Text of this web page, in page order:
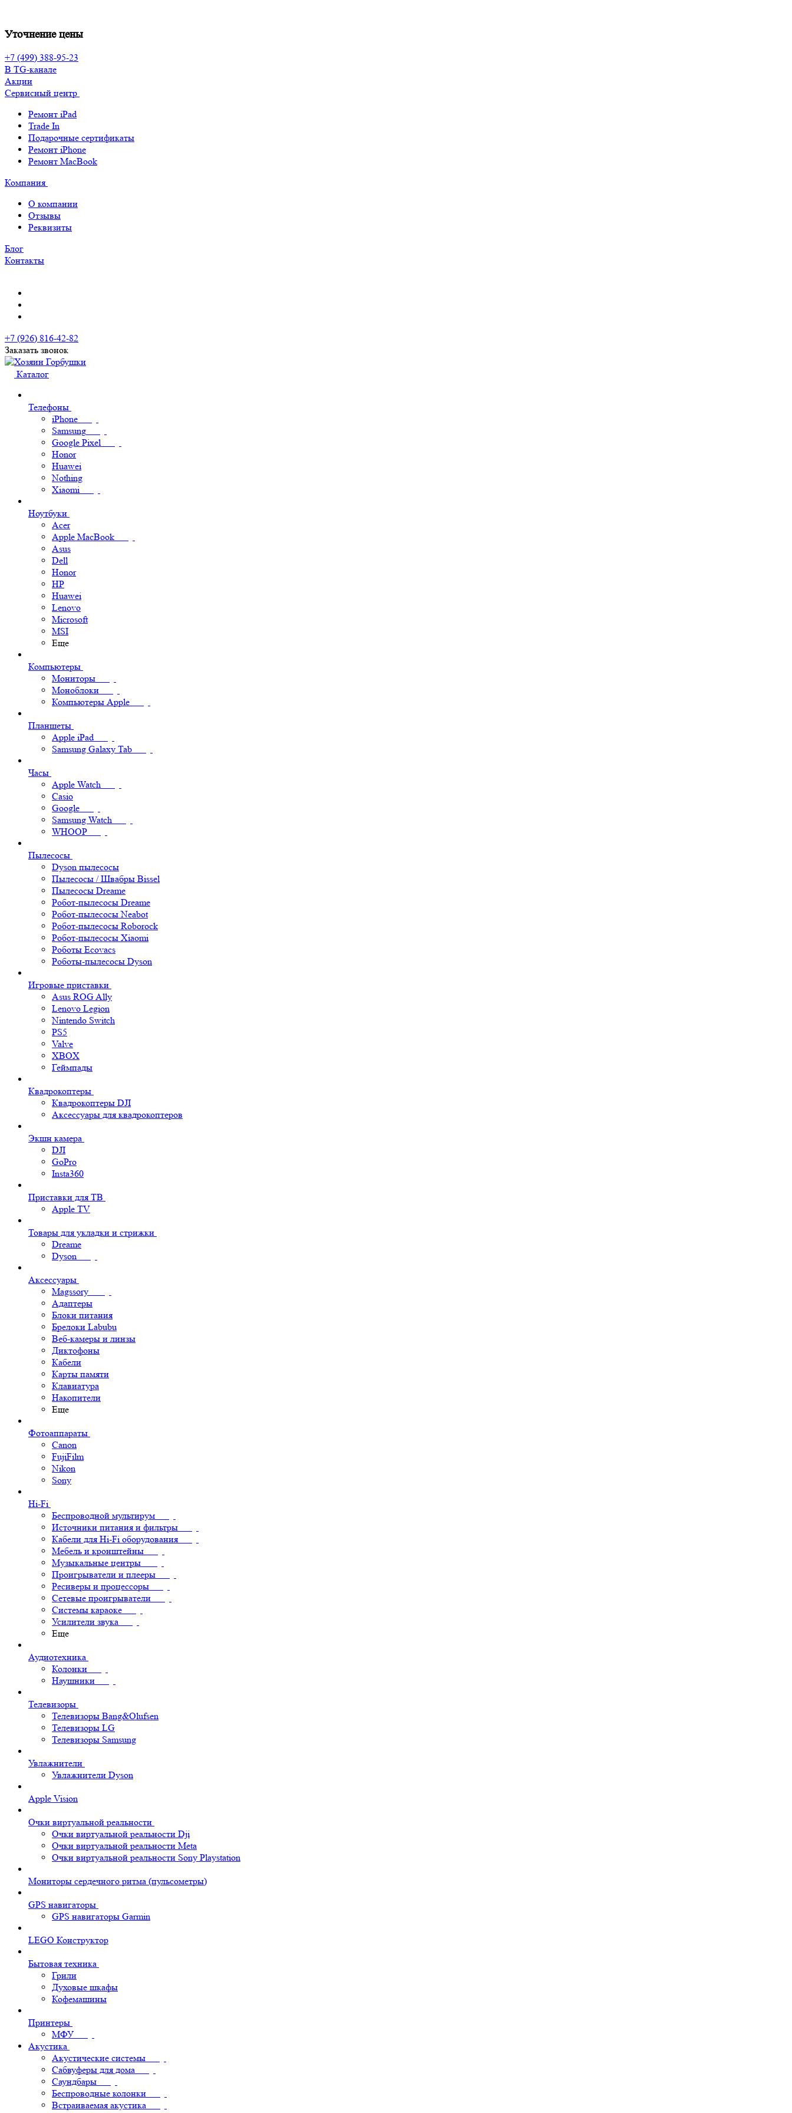
Уточнение цены
+7 (499) 388-95-23
В TG-канале
Акции
Сервисный центр
Ремонт iPad
Trade In
Подарочные сертификаты
Ремонт iPhone
Ремонт MacBook
Компания
О компании
Отзывы
Реквизиты
Блог
Контакты
+7 (926) 816-42-82
Заказать звонок
Каталог
Телефоны
iPhone
Samsung
Google Pixel
Honor
Huawei
Nothing
Xiaomi
Ноутбуки
Acer
Apple MacBook
Asus
Dell
Honor
HP
Huawei
Lenovo
Microsoft
MSI
Еще
Компьютеры
Мониторы
Моноблоки
Компьютеры Apple
Планшеты
Apple iPad
Samsung Galaxy Tab
Часы
Apple Watch
Casio
Google
Samsung Watch
WHOOP
Пылесосы
Dyson пылесосы
Пылесосы / Швабры Bissel
Пылесосы Dreame
Робот-пылесосы Dreame
Робот-пылесосы Neabot
Робот-пылесосы Roborock
Робот-пылесосы Xiaomi
Роботы Ecovacs
Роботы-пылесосы Dyson
Игровые приставки
Asus ROG Ally
Lenovo Legion
Nintendo Switch
PS5
Valve
XBOX
Геймпады
Квадрокоптеры
Квадрокоптеры DJI
Аксессуары для квадрокоптеров
Экшн камера
DJI
GoPro
Insta360
Приставки для ТВ
Apple TV
Товары для укладки и стрижки
Dreame
Dyson
Аксессуары
Magssory
Адаптеры
Блоки питания
Брелоки Labubu
Веб-камеры и линзы
Диктофоны
Кабели
Карты памяти
Клавиатура
Накопители
Еще
Фотоаппараты
Canon
FujiFilm
Nikon
Sony
Hi-Fi
Беспроводной мультирум
Источники питания и фильтры
Кабели для Hi-Fi оборудования
Мебель и кронштейны
Музыкальные центры
Проигрыватели и плееры
Ресиверы и процессоры
Сетевые проигрыватели
Системы караоке
Усилители звука
Еще
Аудиотехника
Колонки
Наушники
Телевизоры
Телевизоры Bang&Olufsen
Телевизоры LG
Телевизоры Samsung
Увлажнители
Увлажнители Dyson
Apple Vision
Очки виртуальной реальности
Очки виртуальной реальности Dji
Очки виртуальной реальности Meta
Очки виртуальной реальности Sony Playstation
Мониторы сердечного ритма (пульсометры)
GPS навигаторы
GPS навигаторы Garmin
LEGO Конструктор
Бытовая техника
Грили
Духовые шкафы
Кофемашины
Принтеры
МФУ
Акустика
Акустические системы
Сабвуферы для дома
Саундбары
Беспроводные колонки
Встраиваемая акустика